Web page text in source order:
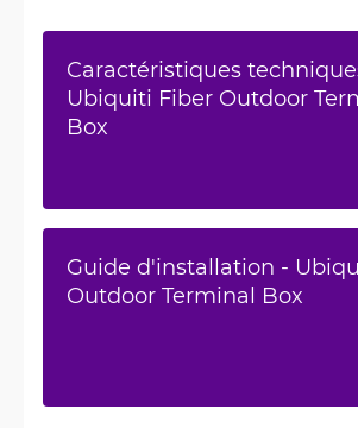
Caractéristiques
Ubiquiti Fiber Outdoor
Box
Guide d'installation -
Outdoor Terminal Box